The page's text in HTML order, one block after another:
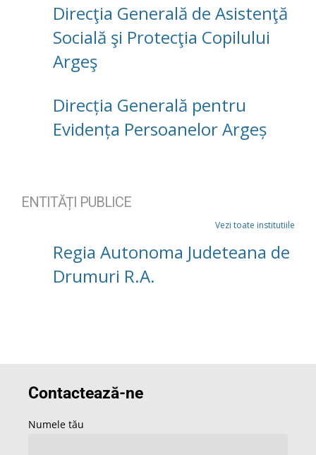
Direcţia Generală de Asistenţă
Socială şi Protecţia Copilului
Argeş
Direcția Generală pentru
Evidența Persoanelor Argeș
ENTITĂȚI PUBLICE
Vezi toate institutiile
Regia Autonoma Judeteana de
Drumuri R.A.